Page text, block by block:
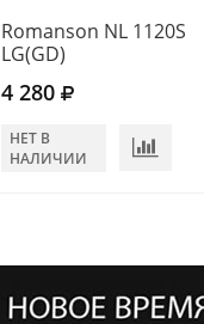
Romanson NL 1120S
LG(GD)
4 280
НЕТ В
НАЛИЧИИ